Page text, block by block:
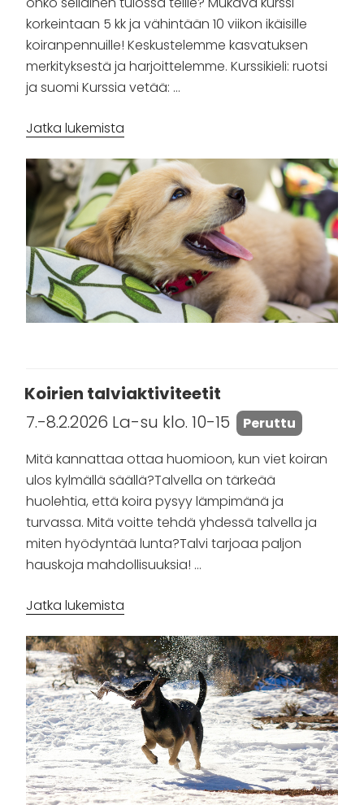
korkeintaan 5 kk ja vähintään 10 viikon ikäisille
koiranpennuille! Keskustelemme kasvatuksen
merkityksestä ja harjoittelemme. Kurssikieli: ruotsi
ja suomi Kurssia vetää: …
Jatka lukemista
Koirien talviaktiviteetit
7.-8.2.2026 La-su klo. 10-15
Peruttu
Mitä kannattaa ottaa huomioon, kun viet koiran
ulos kylmällä säällä?Talvella on tärkeää
huolehtia, että koira pysyy lämpimänä ja
turvassa. Mitä voitte tehdä yhdessä talvella ja
miten hyödyntää lunta?Talvi tarjoaa paljon
hauskoja mahdollisuuksia! …
Jatka lukemista